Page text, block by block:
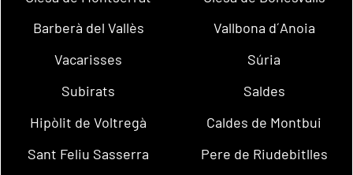
Barberà del Vallès
Vallbona d´Anoia
Vacarisses
Súria
Subirats
Saldes
Hipòlit de Voltregà
Caldes de Montbui
Sant Feliu Sasserra
Pere de Riudebitlles